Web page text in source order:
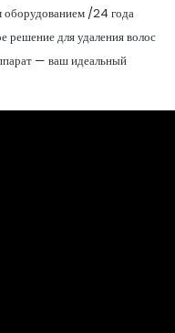
/24 года
решение для удаления волос
— ваш идеальный